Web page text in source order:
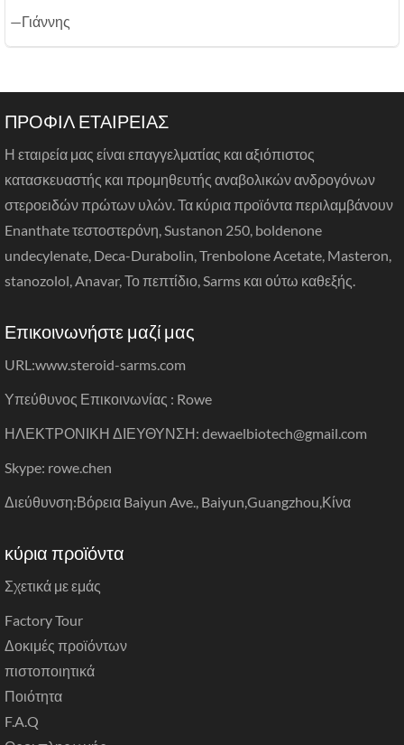
—Γιάννης
ΠΡΟΦΙΛ ΕΤΑΙΡΕΙΑΣ
Η εταιρεία μας είναι επαγγελματίας και αξιόπιστος
κατασκευαστής και προμηθευτής αναβολικών ανδρογόνων
στεροειδών πρώτων υλών. Τα κύρια προϊόντα περιλαμβάνουν
Enanthate τεστοστερόνη, Sustanon 250, boldenone
undecylenate, Deca-Durabolin, Trenbolone Acetate, Masteron,
stanozolol, Anavar, Το πεπτίδιο, Sarms και ούτω καθεξής.
Επικοινωνήστε μαζί μας
URL:www.steroid-sarms.com
Υπεύθυνος Επικοινωνίας : Rowe
ΗΛΕΚΤΡΟΝΙΚΗ ΔΙΕΥΘΥΝΣΗ: dewaelbiotech@gmail.com
Skype: rowe.chen
Διεύθυνση:Βόρεια Baiyun Ave., Baiyun,Guangzhou,Κίνα
κύρια προϊόντα
Σχετικά με εμάς
Factory Tour
Δοκιμές προϊόντων
πιστοποιητικά
Ποιότητα
F.A.Q